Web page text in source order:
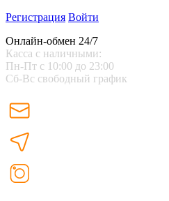
Регистрация Войти
Онлайн-обмен 24/7
Касса с наличными:
Пн-Пт с 10:00 до 23:00
Сб-Вс свободный график